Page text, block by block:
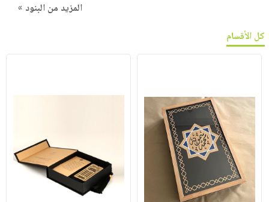
المزيد من البنود »
كل الأقسام